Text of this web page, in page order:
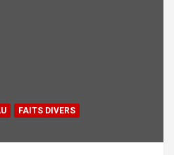
FAITS DIVERS